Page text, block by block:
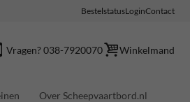
BestelstatusLoginContact
Vragen? 038-7920070 Winkelmand
Over Scheepvaartbord.nl